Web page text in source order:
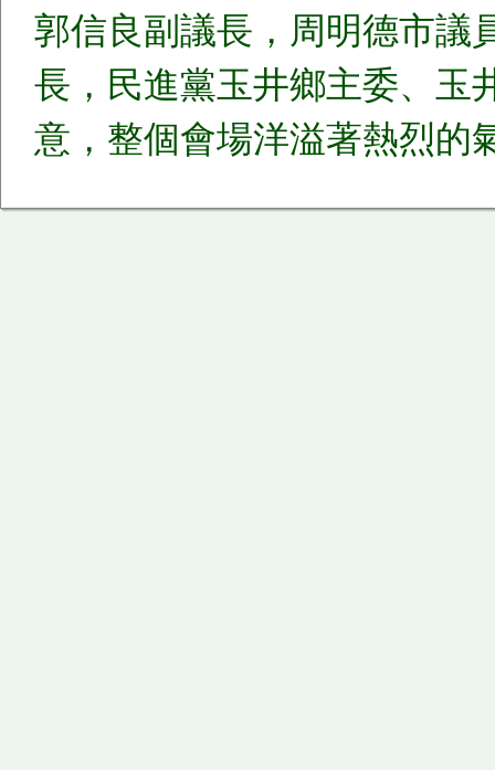
郭信良副議長，周明德市議
長，民進黨玉井鄉主委、玉
意，整個會場洋溢著熱烈的